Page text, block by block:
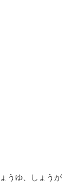
うゆ、しょうが